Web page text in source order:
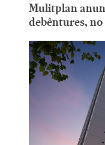
Mulitplan
debêntures,